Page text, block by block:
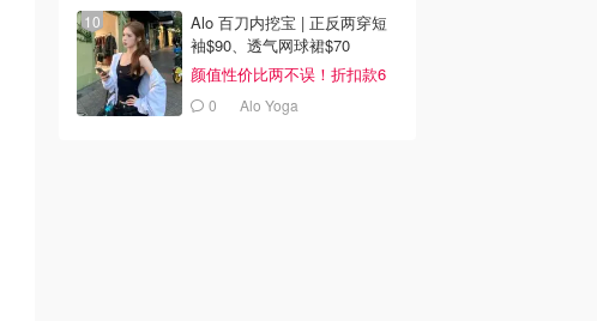
Alo 百刀内挖宝 | 正反两穿短
袖$90、透气网球裙$70
颜值性价比两不误！折扣款6
折起0 Alo Yoga